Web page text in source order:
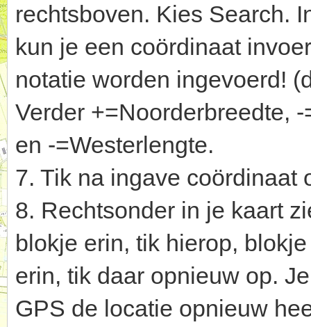
rechtsboven. Kies Search.
kun je een coördinaat
notatie worden ingevoerd!
Verder +=Noorderbreedte,
en -=Westerlengte.
7. Tik na ingave coördinaat
8. Rechtsonder in je kaart
blokje erin, tik hierop,
erin, tik daar opnieuw op.
GPS de locatie opnieuw